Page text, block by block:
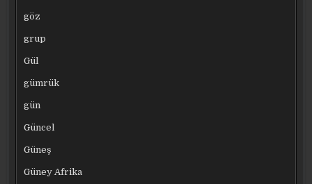
göz
grup
Gül
gümrük
gün
Güncel
Güneş
Güney Afrika